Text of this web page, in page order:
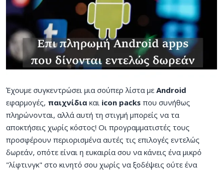
Έχουμε συγκεντρώσει μια σούπερ λίστα με Android
εφαρμογές, παιχνίδια και icon packs που συνήθως
πληρώνονται, αλλά αυτή τη στιγμή μπορείς να τα
αποκτήσεις χωρίς κόστος! Οι προγραμματιστές τους
προσφέρουν περιορισμένα αυτές τις επιλογές εντελώς
δωρεάν, οπότε είναι η ευκαιρία σου να κάνεις ένα μικρό
"λίφτινγκ" στο κινητό σου χωρίς να ξοδέψεις ούτε ένα